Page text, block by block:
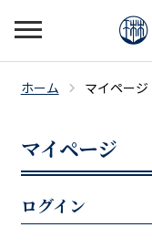
ホーム マイページ
マイページ
ログイン